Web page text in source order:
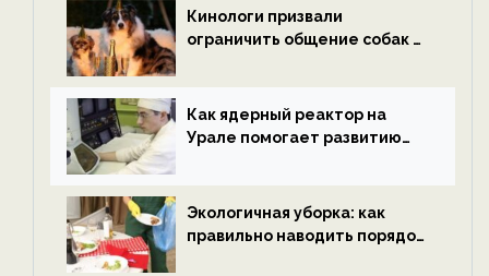
ECOportal
Кинологи призвали
ограничить общение собак с
ECOportal
Как ядерный реактор на
Урале помогает развитию
ECOportal
Экологичная уборка: как
правильно наводить порядок